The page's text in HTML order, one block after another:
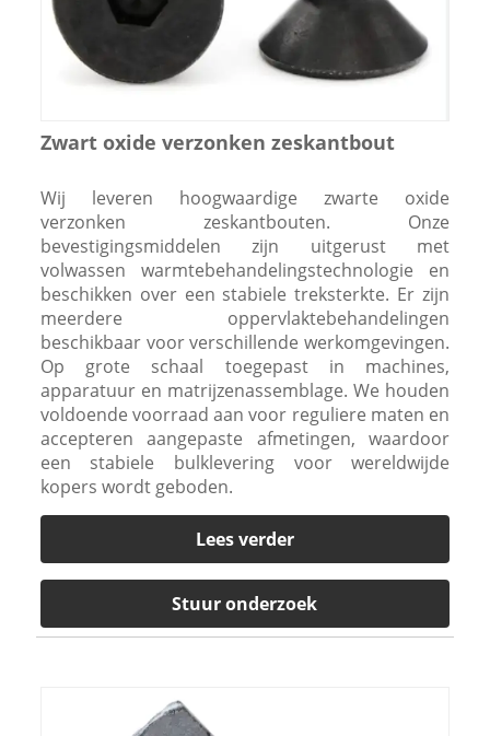
Zwart oxide verzonken zeskantbout
Wij leveren hoogwaardige zwarte oxide
verzonken zeskantbouten. Onze
bevestigingsmiddelen zijn uitgerust met
volwassen warmtebehandelingstechnologie en
beschikken over een stabiele treksterkte. Er zijn
meerdere oppervlaktebehandelingen
beschikbaar voor verschillende werkomgevingen.
Op grote schaal toegepast in machines,
apparatuur en matrijzenassemblage. We houden
voldoende voorraad aan voor reguliere maten en
accepteren aangepaste afmetingen, waardoor
een stabiele bulklevering voor wereldwijde
kopers wordt geboden.
Lees verder
Stuur onderzoek